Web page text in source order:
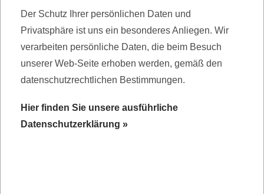
Der Schutz Ihrer persönlichen Daten und
Privatsphäre ist uns ein besonderes Anliegen. Wir
verarbeiten persönliche Daten, die beim Besuch
unserer Web-Seite erhoben werden, gemäß den
datenschutzrechtlichen Bestimmungen.
Hier finden Sie unsere ausführliche
Datenschutzerklärung »